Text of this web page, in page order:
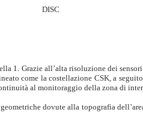
DISC
1. Grazie all’alta risoluzione dei
come la costellazione CSK, a
al monitoraggio della zona di
dovute alla topografia